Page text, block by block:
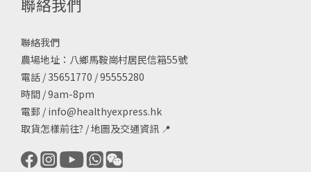
聯絡我們
聯絡我們
農場地址：八鄉馬鞍崗村居民信箱55號
電話 / 35651770 / 95555280
時間 / 9am-8pm
電郵 / info@healthyexpress.hk
取貨怎樣前往? /地圖及交通資訊 📍